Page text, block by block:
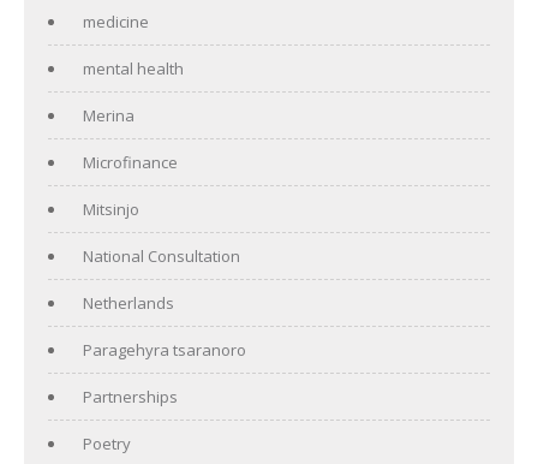
medicine
mental health
Merina
Microfinance
Mitsinjo
National Consultation
Netherlands
Paragehyra tsaranoro
Partnerships
Poetry